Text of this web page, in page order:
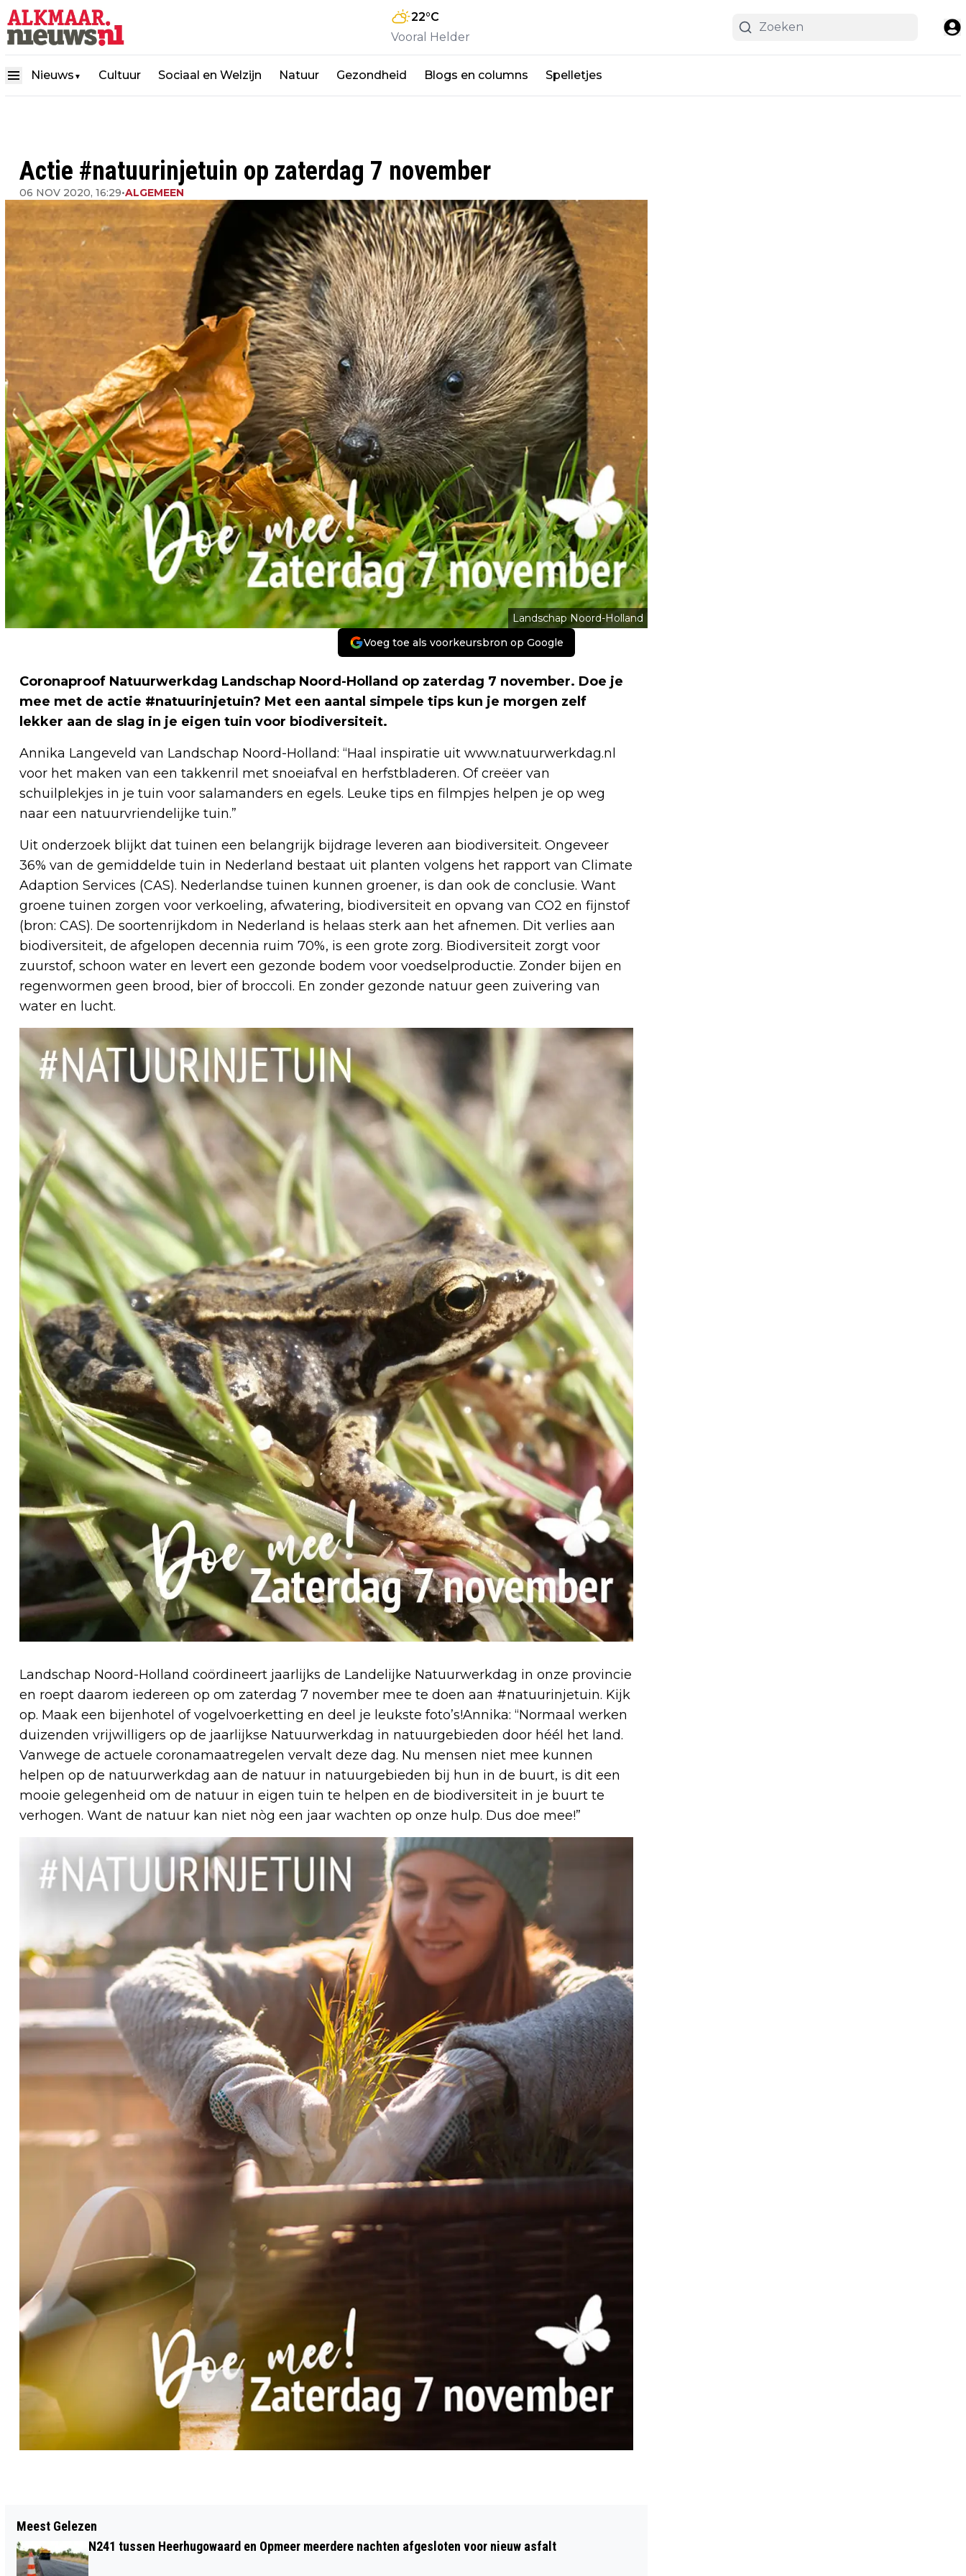
22°C
Vooral Helder
Nieuws ▼ Cultuur Sociaal en Welzijn Natuur Gezondheid Blogs en columns Spelletjes
Actie #natuurinjetuin op zaterdag 7 november
06 NOV 2020, 16:29•ALGEMEEN
Landschap Noord-Holland
Voeg toe als voorkeursbron op Google
Coronaproof Natuurwerkdag Landschap Noord-Holland op zaterdag 7 november. Doe je
mee met de actie #natuurinjetuin? Met een aantal simpele tips kun je morgen zelf
lekker aan de slag in je eigen tuin voor biodiversiteit.
Annika Langeveld van Landschap Noord-Holland: “Haal inspiratie uit www.natuurwerkdag.nl
voor het maken van een takkenril met snoeiafval en herfstbladeren. Of creëer van
schuilplekjes in je tuin voor salamanders en egels. Leuke tips en filmpjes helpen je op weg
naar een natuurvriendelijke tuin.”
Uit onderzoek blijkt dat tuinen een belangrijk bijdrage leveren aan biodiversiteit. Ongeveer
36% van de gemiddelde tuin in Nederland bestaat uit planten volgens het rapport van Climate
Adaption Services (CAS). Nederlandse tuinen kunnen groener, is dan ook de conclusie. Want
groene tuinen zorgen voor verkoeling, afwatering, biodiversiteit en opvang van CO2 en fijnstof
(bron: CAS). De soortenrijkdom in Nederland is helaas sterk aan het afnemen. Dit verlies aan
biodiversiteit, de afgelopen decennia ruim 70%, is een grote zorg. Biodiversiteit zorgt voor
zuurstof, schoon water en levert een gezonde bodem voor voedselproductie. Zonder bijen en
regenwormen geen brood, bier of broccoli. En zonder gezonde natuur geen zuivering van
water en lucht.
Landschap Noord-Holland coördineert jaarlijks de Landelijke Natuurwerkdag in onze provincie
en roept daarom iedereen op om zaterdag 7 november mee te doen aan #natuurinjetuin. Kijk
op. Maak een bijenhotel of vogelvoerketting en deel je leukste foto’s!Annika: “Normaal werken
duizenden vrijwilligers op de jaarlijkse Natuurwerkdag in natuurgebieden door héél het land.
Vanwege de actuele coronamaatregelen vervalt deze dag. Nu mensen niet mee kunnen
helpen op de natuurwerkdag aan de natuur in natuurgebieden bij hun in de buurt, is dit een
mooie gelegenheid om de natuur in eigen tuin te helpen en de biodiversiteit in je buurt te
verhogen. Want de natuur kan niet nòg een jaar wachten op onze hulp. Dus doe mee!”
OPROEP VOOR INTERNATIONAAL
STRAATTHEATER FESTIVAL NAJAAR
KILOMETER ‘GONE WITH THE WIND’
Meest Gelezen
N241 tussen Heerhugowaard en Opmeer meerdere nachten afgesloten voor nieuw asfalt